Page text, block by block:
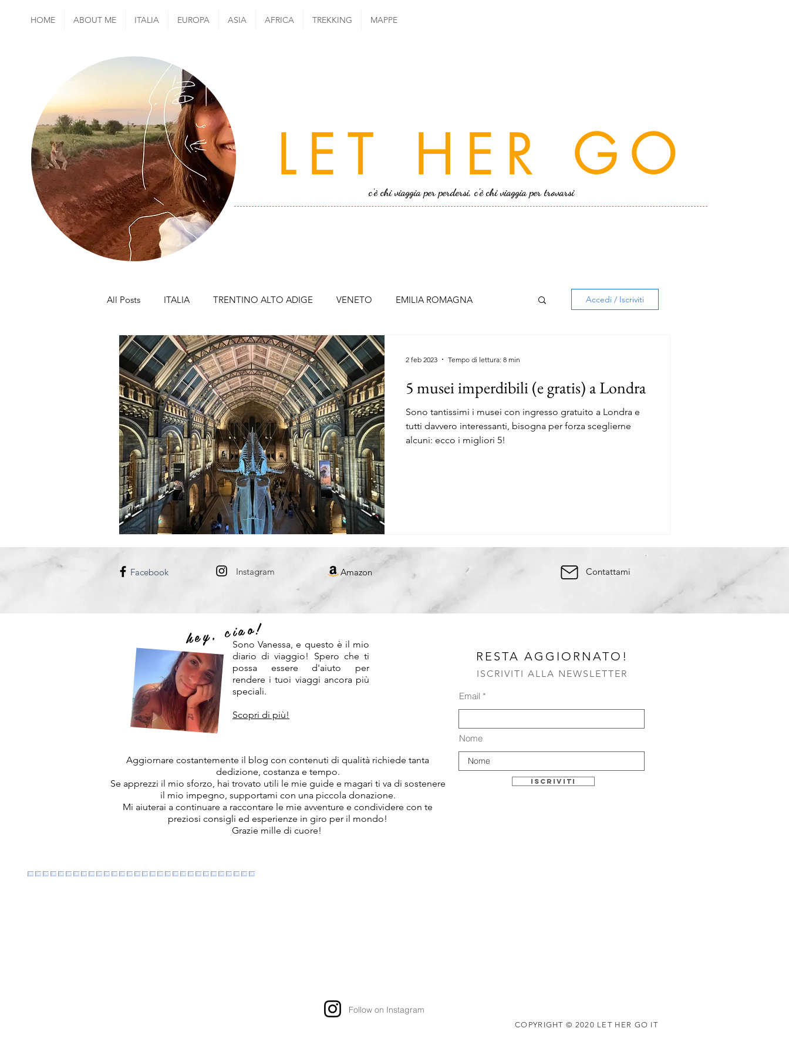
HOME ABOUT ME ITALIA EUROPA ASIA AFRICA TREKKING MAPPE
LET HER GO
c'è chi viaggia per perdersi, c'è chi viaggia per trovarsi
All Posts ITALIA TRENTINO ALTO ADIGE VENETO EMILIA ROMAGNA
TOSCANA MARCHE ABRUZZO UMBRIA LAZIO
SICILIA SPAGNA BARCELLONA SIVIGLIA FORMENTERA TENERIFE
LANZAROTE PORTOGALLO PORTOGALLO continentale ISOLE AZZORRE
MADEIRA FRANCIA PARIGI ALSAZIA PAESI BASSI
DANIMARCA UNGHERIA REPUBBLICA CECA
Accedi / Iscriviti
5 musei imperdibili (e gratis) a Londra
Sono tantissimi i musei con ingresso gratuito a Londra e
tutti davvero interessanti, bisogna per forza sceglierne
alcuni: ecco i migliori 5!
2 feb 2023 Tempo di lettura: 8 min
Facebook Instagram Amazon Contattami
hey, ciao!Sono Vanessa, e questo è il mio
diario di viaggio! Spero che ti
possa essere d'aiuto per
rendere i tuoi viaggi ancora più
speciali.
Scopri di più!
RESTA AGGIORNATO!
ISCRIVITI ALLA NEWSLETTER
Email
Nome
Iscriviti
Aggiornare costantemente il blog con contenuti di qualità richiede tanta
dedizione, costanza e tempo.
Se apprezzi il mio sforzo, hai trovato utili le mie guide e magari ti va di sostenere
il mio impegno, supportami con una piccola donazione.
Mi aiuterai a continuare a raccontare le mie avventure e condividere con te
preziosi consigli ed esperienze in giro per il mondo!
Grazie mille di cuore!
Follow on Instagram
COPYRIGHT © 2020 LET HER GO IT